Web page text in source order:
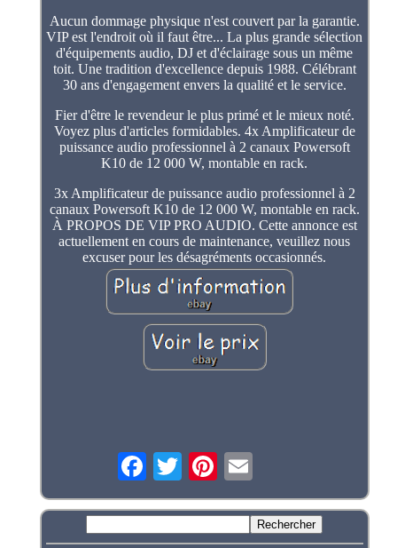
Aucun dommage physique n'est couvert par la garantie.
VIP est l'endroit où il faut être... La plus grande sélection
d'équipements audio, DJ et d'éclairage sous un même
toit. Une tradition d'excellence depuis 1988. Célébrant
30 ans d'engagement envers la qualité et le service.
Fier d'être le revendeur le plus primé et le mieux noté.
Voyez plus d'articles formidables. 4x Amplificateur de
puissance audio professionnel à 2 canaux Powersoft
K10 de 12 000 W, montable en rack.
3x Amplificateur de puissance audio professionnel à 2
canaux Powersoft K10 de 12 000 W, montable en rack.
À PROPOS DE VIP PRO AUDIO. Cette annonce est
actuellement en cours de maintenance, veuillez nous
excuser pour les désagréments occasionnés.